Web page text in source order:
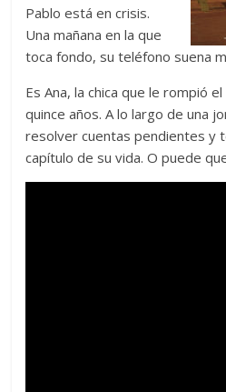
Pablo está en crisis.
Una mañana en la que
toca fondo, su teléfono suena
Es Ana, la chica que le rompió
quince años. A lo largo de una
resolver cuentas pendientes y
capítulo de su vida. O puede